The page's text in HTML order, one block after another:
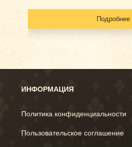
Подробнее
ИНФОРМАЦИЯ
Политика конфиденциальности
Пользовательское соглашение